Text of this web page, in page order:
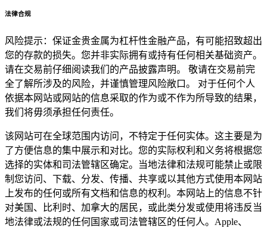
法律合规
风险提示：保证金贵金属为杠杆性金融产品，有可能招致超出
您的存款的损失。您并非实际拥有或持有任何相关基础资产。
请在交易前仔细阅读我们的产品披露声明。 敬请在交易前完
全了解所涉及的风险，并谨慎管理风险敞口。 对于任何个人
依据本网站或网站的信息采取的作为或不作为所导致的结果，
我们将毋须承担任何责任。
该网站可在全球范围内访问，不特定于任何实体。这主要是为
了方便信息的集中展示和对比。您的实际权利和义务将根据您
选择的实体和司法管辖区确定。当地法律和法规可能禁止或限
制您访问、下载、分发、传播、共享或以其他方式使用本网站
上发布的任何或所有文档和信息的权利。本网站上的信息不针
对美国、比利时、加拿大的居民，或此类分发或使用将违反当
地法律或法规的任何国家或司法管辖区的任何人。Apple、